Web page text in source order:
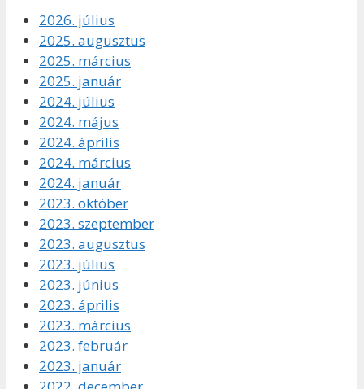
2026. július
2025. augusztus
2025. március
2025. január
2024. július
2024. május
2024. április
2024. március
2024. január
2023. október
2023. szeptember
2023. augusztus
2023. július
2023. június
2023. április
2023. március
2023. február
2023. január